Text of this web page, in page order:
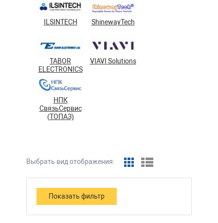
ILSINTECH ShinewayTech
TABOR
ELECTRONICS
VIAVI Solutions
НПК
СвязьСервис
(ТОПАЗ)
Выбрать вид отображения: